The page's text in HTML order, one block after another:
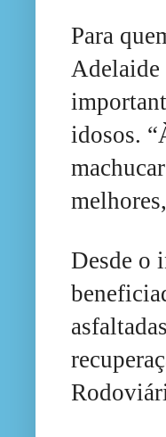
Para
Adelaide
idosos.
Desde o